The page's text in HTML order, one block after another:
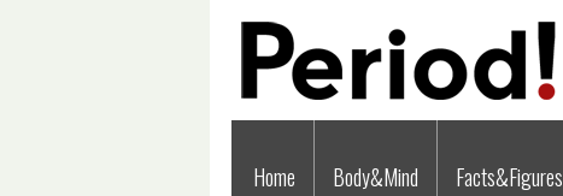
Home Body&Mind Facts&Figures